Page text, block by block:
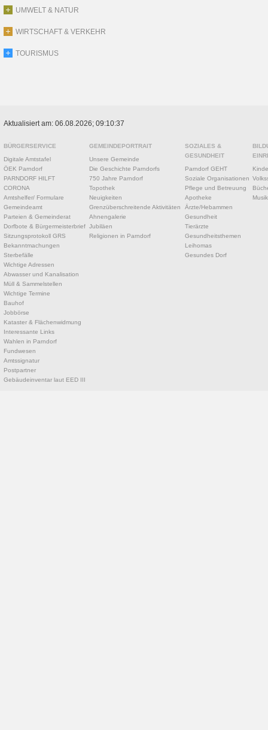
UMWELT & NATUR
WIRTSCHAFT & VERKEHR
TOURISMUS
Aktualisiert am: 06.08.2026; 09:10:37
BÜRGERSERVICE
Digitale Amtstafel
ÖEK Parndorf
PARNDORF HILFT
CORONA
Amtshelfer/ Formulare
Gemeindeamt
Parteien & Gemeinderat
Dorfbote & Bürgermeisterbrief
Sitzungsprotokoll GRS
Bekanntmachungen
Sterbefälle
Wichtige Adressen
Abwasser und Kanalisation
Müll & Sammelstellen
Wichtige Termine
Bauhof
Jobbörse
Kataster & Flächenwidmung
Interessante Links
Wahlen in Parndorf
Fundwesen
Amtssignatur
Postpartner
Gebäudeinventar laut EED III
GEMEINDEPORTRAIT
Unsere Gemeinde
Die Geschichte Parndorfs
750 Jahre Parndorf
Topothek
Neuigkeiten
Grenzüberschreitende Aktivitäten
Ahnengalerie
Jubiläen
Religionen in Parndorf
SOZIALES &
GESUNDHEIT
Parndorf GEHT
Soziale Organisationen
Pflege und Betreuung
Apotheke
Ärzte/Hebammen
Gesundheit
Tierärzte
Gesundheitsthemen
Leihomas
Gesundes Dorf